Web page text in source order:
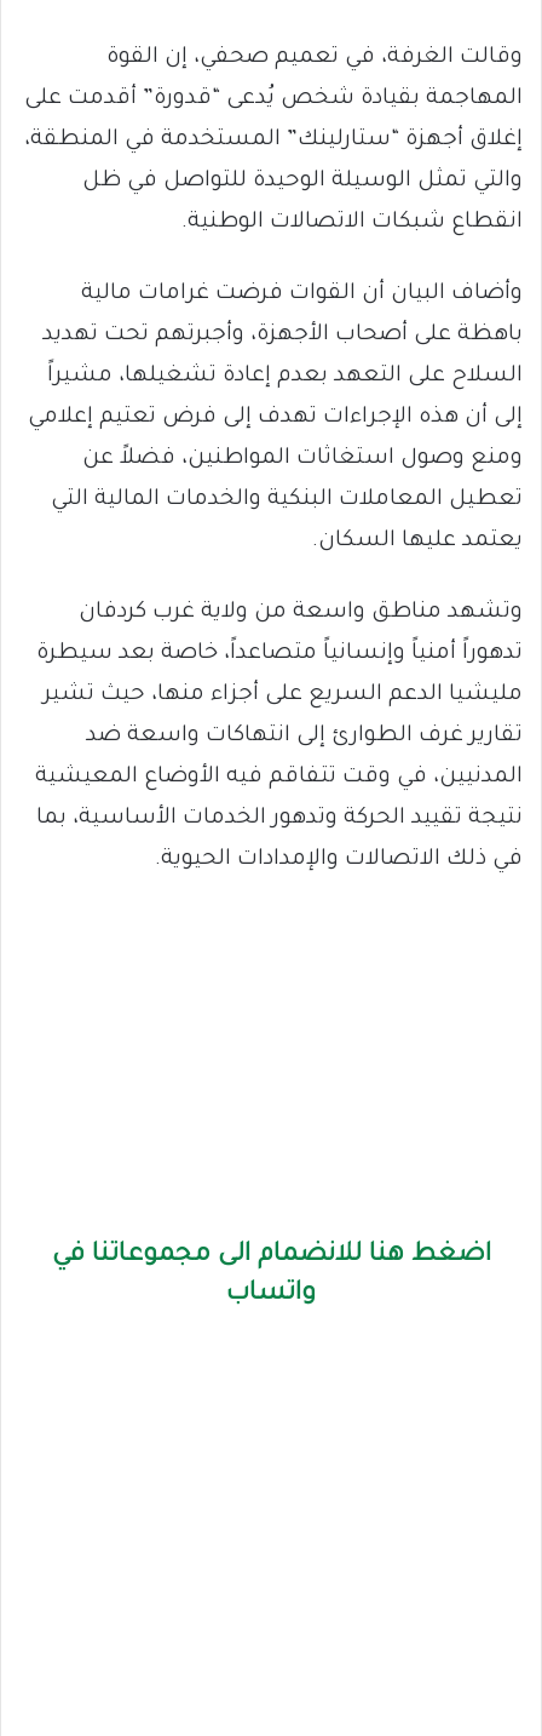
وقالت الغرفة، في تعميم صحفي، إن القوة
المهاجمة بقيادة شخص يُدعى “قدورة” أقدمت على
إغلاق أجهزة “ستارلينك” المستخدمة في المنطقة،
والتي تمثل الوسيلة الوحيدة للتواصل في ظل
انقطاع شبكات الاتصالات الوطنية.
وأضاف البيان أن القوات فرضت غرامات مالية
باهظة على أصحاب الأجهزة، وأجبرتهم تحت تهديد
السلاح على التعهد بعدم إعادة تشغيلها، مشيراً
إلى أن هذه الإجراءات تهدف إلى فرض تعتيم إعلامي
ومنع وصول استغاثات المواطنين، فضلاً عن
تعطيل المعاملات البنكية والخدمات المالية التي
يعتمد عليها السكان.
وتشهد مناطق واسعة من ولاية غرب كردفان
تدهوراً أمنياً وإنسانياً متصاعداً، خاصة بعد سيطرة
مليشيا الدعم السريع على أجزاء منها، حيث تشير
تقارير غرف الطوارئ إلى انتهاكات واسعة ضد
المدنيين، في وقت تتفاقم فيه الأوضاع المعيشية
نتيجة تقييد الحركة وتدهور الخدمات الأساسية، بما
في ذلك الاتصالات والإمدادات الحيوية.
اضغط هنا للانضمام الى مجموعاتنا في
واتساب